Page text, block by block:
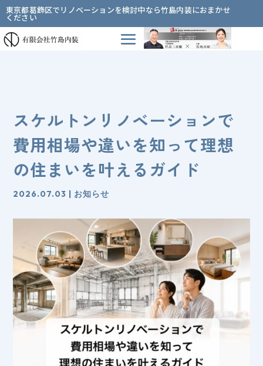
東京都葛飾区でリノベーションを検討中なら竹島内装におまかせ
ください
スケルトンリノベーションで
費用相場や違いを知って理想
の住まいを叶えるガイド
2026.07.03 | お知らせ